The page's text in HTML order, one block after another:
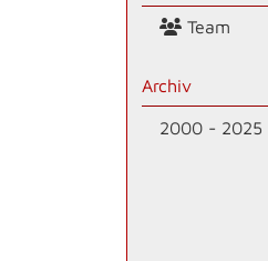
Team
Archiv
2000 - 2025